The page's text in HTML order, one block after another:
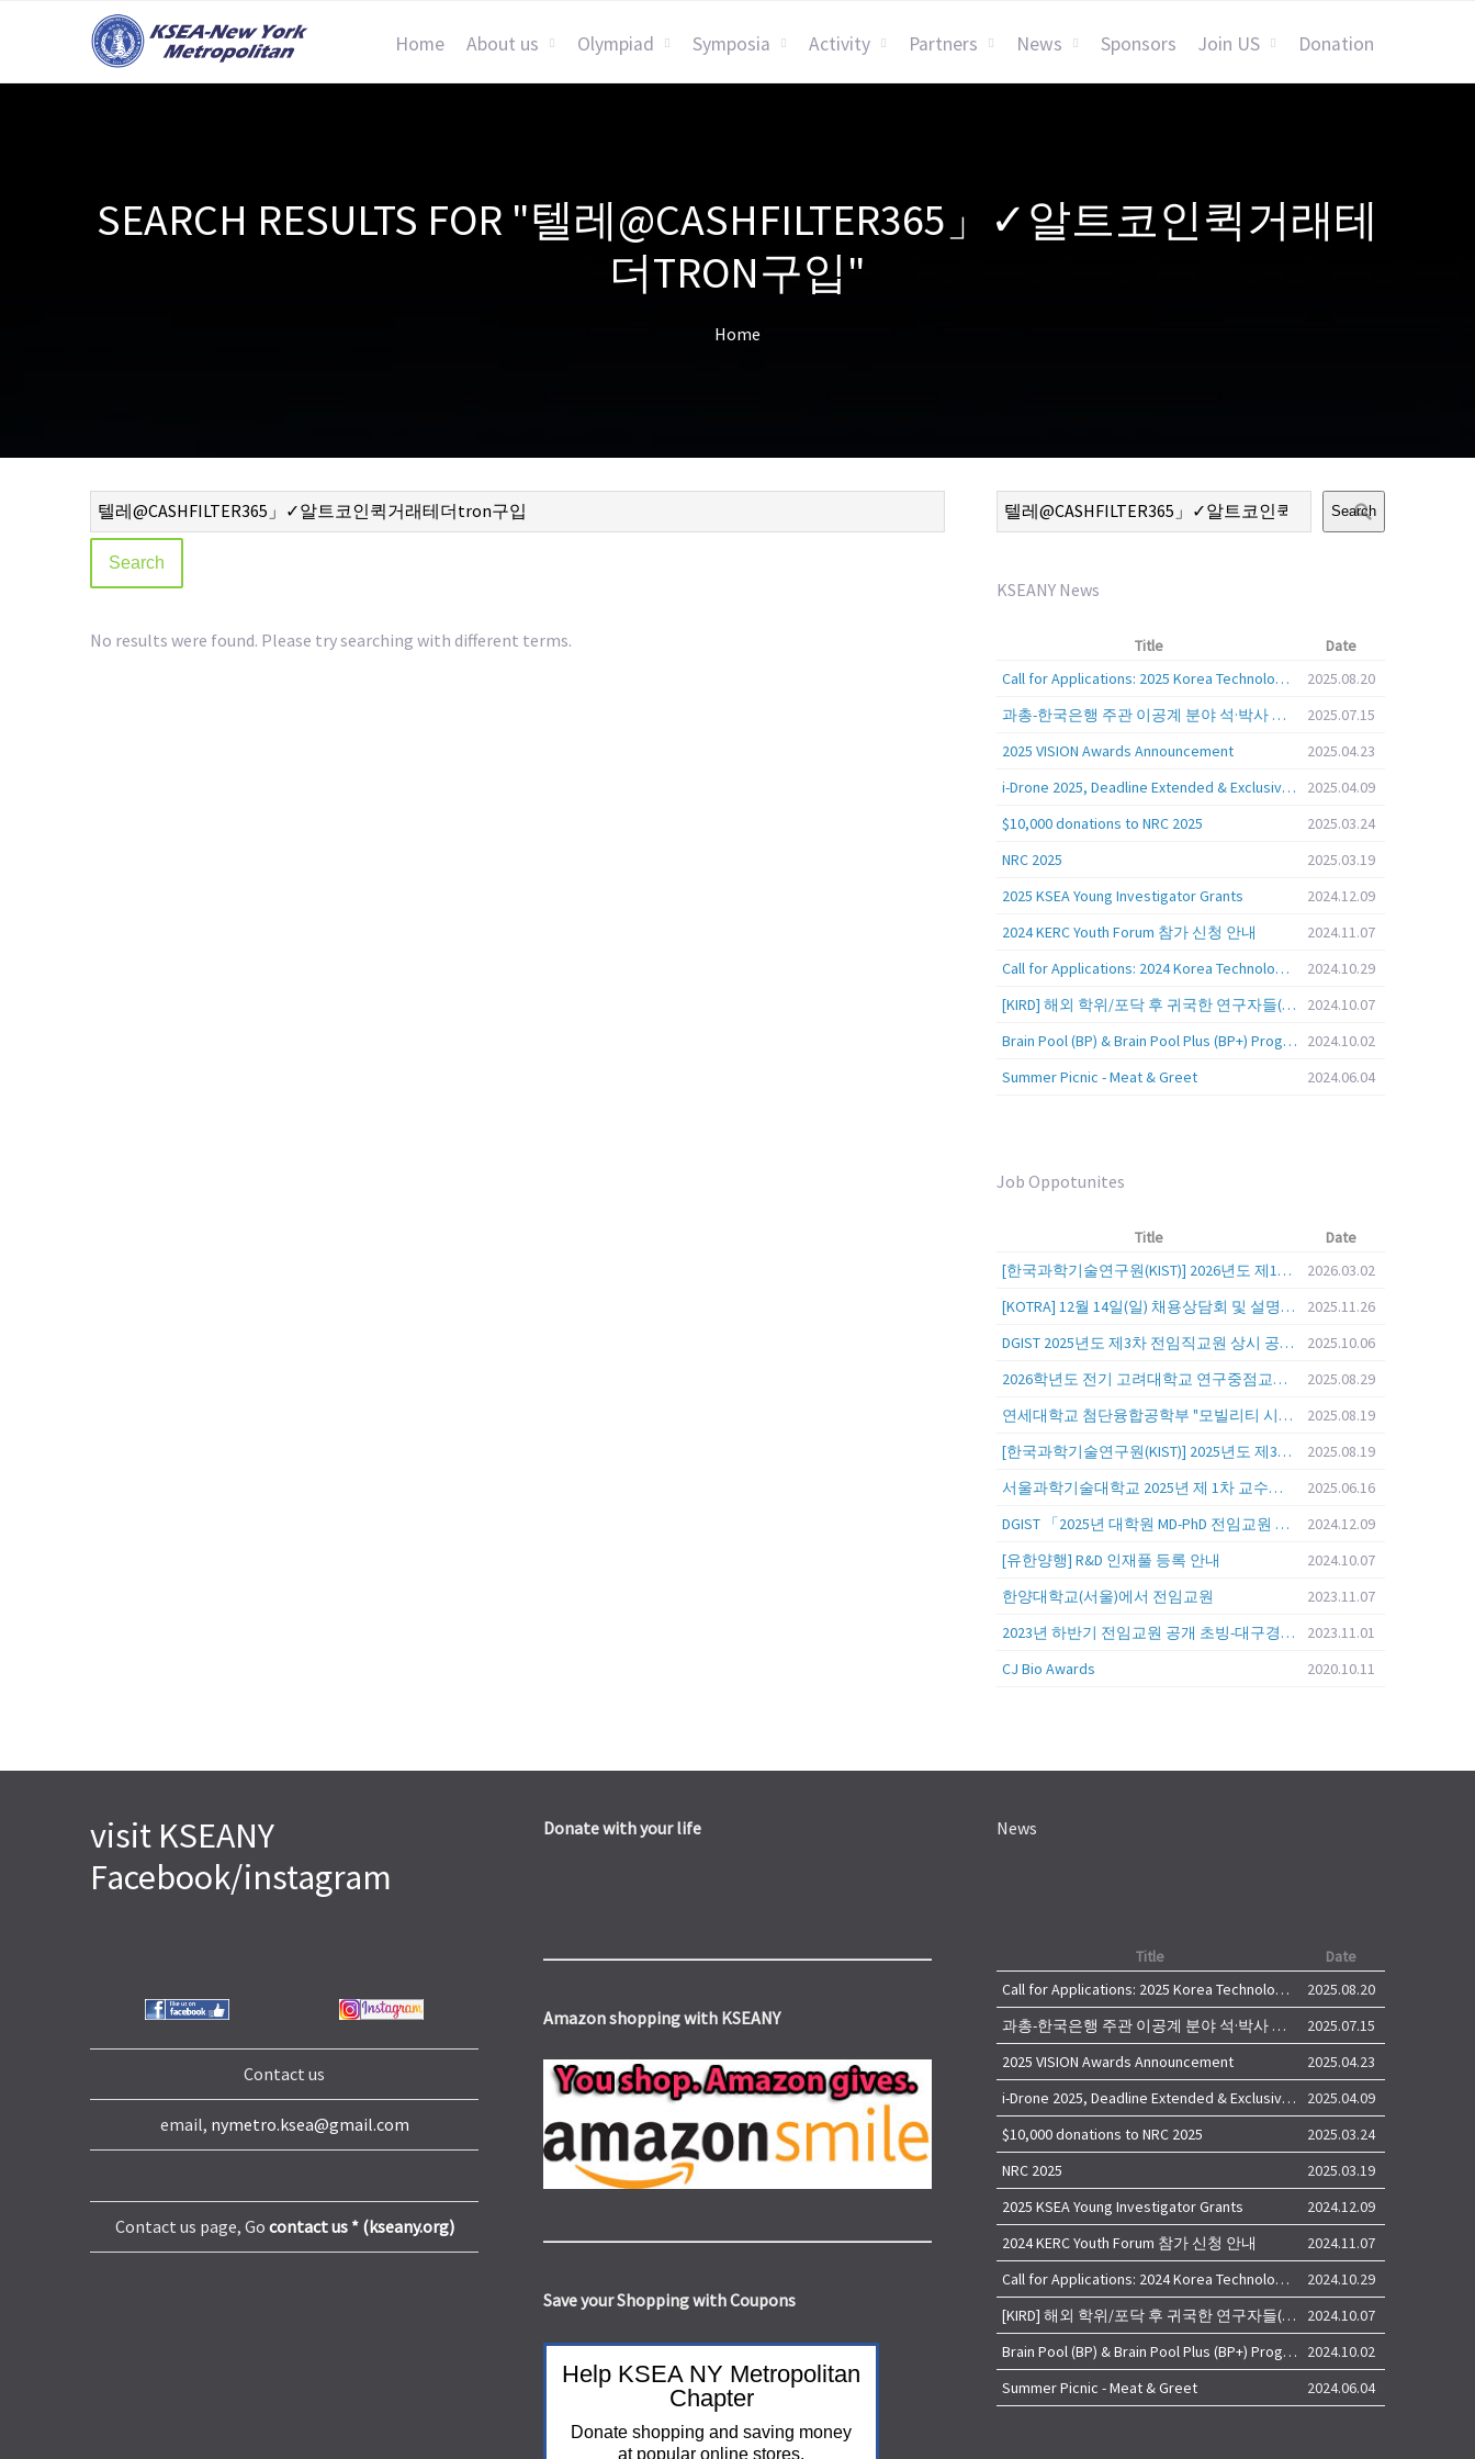
Home About us Olympiad Symposia Activity Partners News Sponsors Join US Donation
SEARCH RESULTS FOR "텔레@CASHFILTER365」✓알트코인퀵거래테
더TRON구입"
Home
No results were found. Please try searching with different terms.
Search
KSEANY News
Title
Date
Call for Applications: 2025 Korea Technology Advisory Group (K-TAG)
2025.08.20
과총-한국은행 주관 이공계 분야 석·박사 학위자 대상 서베이
2025.07.15
2025 VISION Awards Announcement
2025.04.23
i-Drone 2025, Deadline Extended & Exclusive Opportunity to Travel to Korea!
2025.04.09
$10,000 donations to NRC 2025
2025.03.24
NRC 2025
2025.03.19
2025 KSEA Young Investigator Grants
2024.12.09
2024 KERC Youth Forum 참가 신청 안내
2024.11.07
Call for Applications: 2024 Korea Technology Advisory Group (K-TAG)
2024.10.29
[KIRD] 해외 학위/포닥 후 귀국한 연구자들(학교, 출연(연), 기업)의 경력개발 경험 공유 줌 세미나 안내
2024.10.07
Brain Pool (BP) & Brain Pool Plus (BP+) Programs
2024.10.02
Summer Picnic - Meat & Greet
2024.06.04
Job Oppotunites
Title
Date
[한국과학기술연구원(KIST)] 2026년도 제1차 연구부문 공개채용 안내
2026.03.02
[KOTRA] 12월 14일(일) 채용상담회 및 설명회를 안내
2025.11.26
DGIST 2025년도 제3차 전임직교원 상시 공개초빙 공고
2025.10.06
2026학년도 전기 고려대학교 연구중점교수 초빙 공고
2025.08.29
연세대학교 첨단융합공학부 "모빌리티 시스템 전 분야" 전임교원 특별채용 (2026년 9월 1일자 임용 예정)
2025.08.19
[한국과학기술연구원(KIST)] 2025년도 제3차 연구부문 공개채용 안내
2025.08.19
서울과학기술대학교 2025년 제 1차 교수초빙 (교육공무원 일반공개채용) 공고
2025.06.16
DGIST 「2025년 대학원 MD-PhD 전임교원 공개초빙」
2024.12.09
[유한양행] R&D 인재풀 등록 안내
2024.10.07
한양대학교(서울)에서 전임교원
2023.11.07
2023년 하반기 전임교원 공개 초빙-대구경북과학기술원 (DGIST)
2023.11.01
CJ Bio Awards
2020.10.11
visit KSEANY
Facebook/instagram
Contact us
email, nymetro.ksea@gmail.com
Contact us page, Go contact us * (kseany.org)
Donate with your life
Amazon shopping with KSEANY
Save your Shopping with Coupons
Help KSEA NY Metropolitan
Chapter
Donate shopping and saving money
at popular online stores.
News
Title
Date
Call for Applications: 2025 Korea Technology Advisory Group (K-TAG)
2025.08.20
과총-한국은행 주관 이공계 분야 석·박사 학위자 대상 서베이
2025.07.15
2025 VISION Awards Announcement
2025.04.23
i-Drone 2025, Deadline Extended & Exclusive Opportunity to Travel to Korea!
2025.04.09
$10,000 donations to NRC 2025
2025.03.24
NRC 2025
2025.03.19
2025 KSEA Young Investigator Grants
2024.12.09
2024 KERC Youth Forum 참가 신청 안내
2024.11.07
Call for Applications: 2024 Korea Technology Advisory Group (K-TAG)
2024.10.29
[KIRD] 해외 학위/포닥 후 귀국한 연구자들(학교, 출연(연), 기업)의 경력개발 경험 공유 줌 세미나 안내
2024.10.07
Brain Pool (BP) & Brain Pool Plus (BP+) Programs
2024.10.02
Summer Picnic - Meat & Greet
2024.06.04